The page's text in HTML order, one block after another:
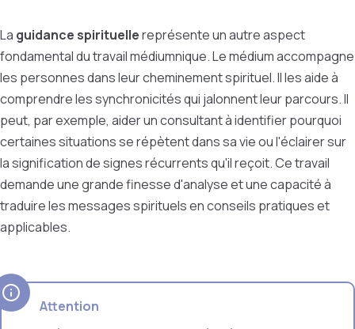
La guidance spirituellereprésente un autre aspect
fondamental du travail médiumnique. Le médium accompagne
les personnes dans leur cheminement spirituel. Il les aide à
comprendre les synchronicités qui jalonnent leur parcours. Il
peut, par exemple, aider un consultant à identifier pourquoi
certaines situations se répètent dans sa vie ou l'éclairer sur
la signification de signes récurrents qu'il reçoit. Ce travail
demande une grande finesse d'analyse et une capacité à
traduire les messages spirituels en conseils pratiques et
applicables.
Attention